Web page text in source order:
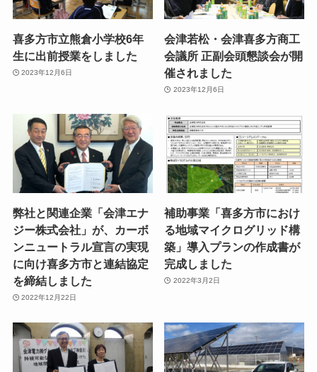
喜多方市立熊倉小学校6年
生に出前授業をしました
2023年12月6日
会津若松・会津喜多方商工
会議所 正副会頭懇談会が開
催されました
2023年12月6日
弊社と関連企業「会津エナ
ジー株式会社」が、カーボ
ンニュートラル宣言の実現
に向け喜多方市と連結協定
を締結しました
2022年12月22日
補助事業「喜多方市におけ
る地域マイクログリッド構
築」導入プランの作成書が
完成しました
2022年3月2日